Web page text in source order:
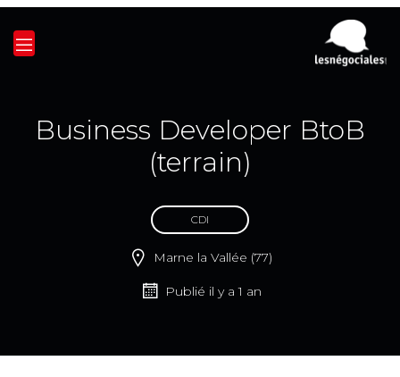
Business Developer BtoB
(terrain)
CDI
Marne la Vallée (77)
Publié il y a 1 an